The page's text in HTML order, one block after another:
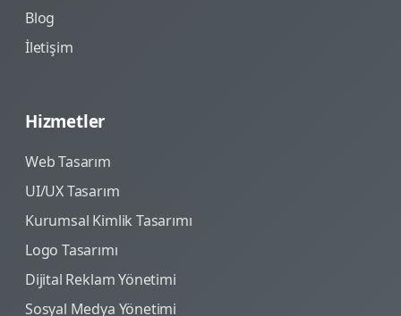
Blog
İletişim
Hizmetler
Web Tasarım
UI/UX Tasarım
Kurumsal Kimlik Tasarımı
Logo Tasarımı
Dijital Reklam Yönetimi
Sosyal Medya Yönetimi